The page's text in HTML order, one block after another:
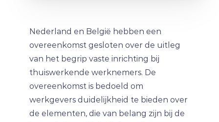
Nederland en België hebben een
overeenkomst gesloten over de uitleg
van het begrip vaste inrichting bij
thuiswerkende werknemers. De
overeenkomst is bedoeld om
werkgevers duidelijkheid te bieden over
de elementen, die van belang zijn bij de